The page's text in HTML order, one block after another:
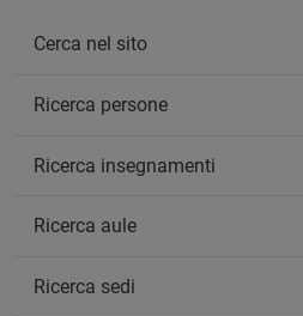
Cerca nel sito
Ricerca persone
Ricerca insegnamenti
Ricerca aule
Ricerca sedi